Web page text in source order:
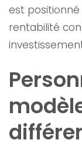
est
rentabilité